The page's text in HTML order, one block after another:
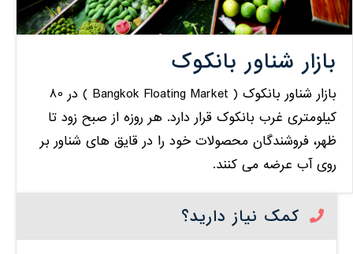
بازار شناور بانکوک
بازار شناور بانکوک ( Bangkok Floating Market ) در 80
کیلومتری غرب بانکوک قرار دارد. هر روزه از صبح زود تا
ظهر، فروشندگان محصولات خود را در قایق های شناور بر
روی آب عرضه می کنند.
کمک نیاز دارید؟